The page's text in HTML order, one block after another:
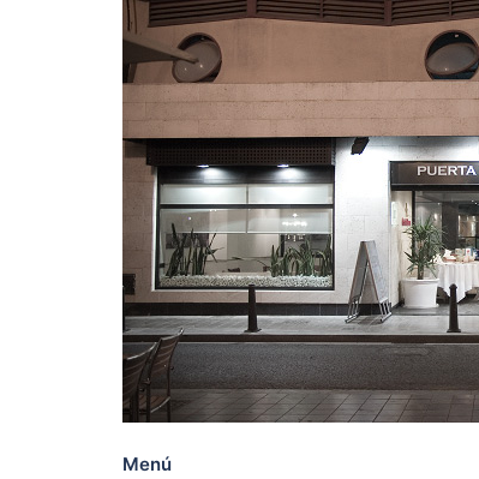
Menú